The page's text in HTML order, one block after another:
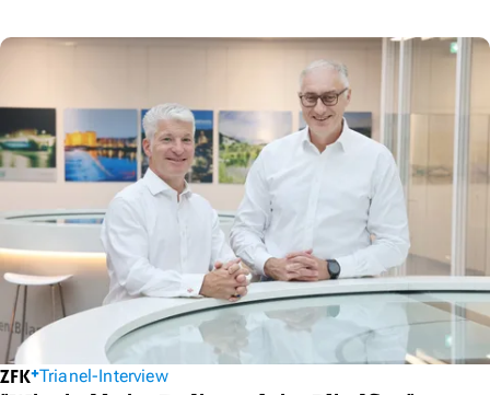
Trianel-Interview